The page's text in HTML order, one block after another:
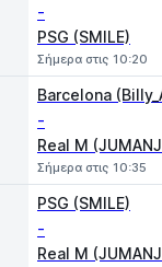
-
PSG (SMILE)
Σήμερα στις 10:20
Barcelona
-
Real M
Σήμερα στις 10:35
PSG (SMILE)
-
Real M